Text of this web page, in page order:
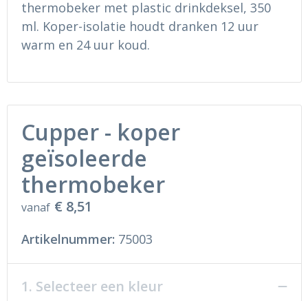
Ondergoed en Sokken
Regenkleding
Schoenen
Hoofdbescherming
Gehoorbescherming
Ademhalingsbescherming
Sokken en Nachtkleding
Regenkleding
Gilets
thermobeker met plastic drinkdeksel, 350
ml. Koper-isolatie houdt dranken 12 uur
warm en 24 uur koud.
Cupper - koper
geïsoleerde
thermobeker
vanaf € 8,51
Artikelnummer: 75003
1. Selecteer een kleur